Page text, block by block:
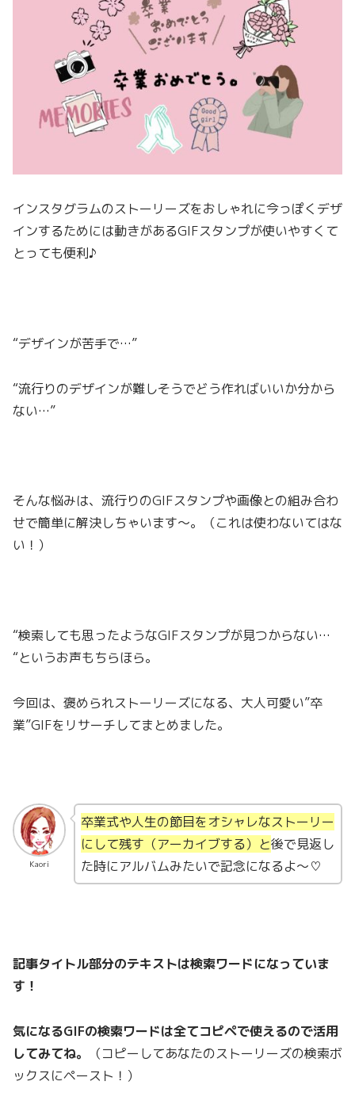
インスタグラムのストーリーズをおしゃれに今っぽくデザ
インするためには動きがあるGIFスタンプが使いやすくて
とっても便利♪
“デザインが苦手で…”
“流行りのデザインが難しそうでどう作ればいいか分から
ない…”
そんな悩みは、流行りのGIFスタンプや画像との組み合わ
せで簡単に解決しちゃいます〜。（これは使わないてはな
い！）
“検索しても思ったようなGIFスタンプが見つからない…
“というお声もちらほら。
今回は、褒められストーリーズになる、大人可愛い”卒
業”GIFをリサーチしてまとめました。
Kaori
卒業式や人生の節目をオシャレなストーリー
にして残す（アーカイブする）と後で見返し
た時にアルバムみたいで記念になるよ〜♡
記事タイトル部分のテキストは検索ワードになっていま
す！
気になるGIFの検索ワードは全てコピペで使えるので活用
してみてね。
（コピーしてあなたのストーリーズの検索ボ
ックスにペースト！）